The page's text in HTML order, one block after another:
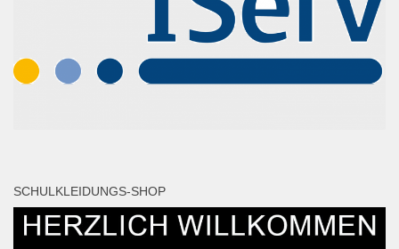
SCHULKLEIDUNGS-SHOP